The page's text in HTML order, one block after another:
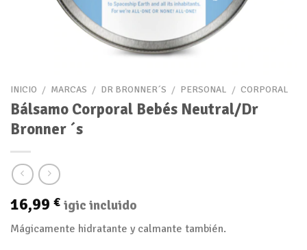
INICIO / MARCAS / DR BRONNER´S / PERSONAL / CORPORAL
Bálsamo Corporal Bebés Neutral/Dr
Bronner ´s
16,99 € igic incluido
Mágicamente hidratante y calmante también.